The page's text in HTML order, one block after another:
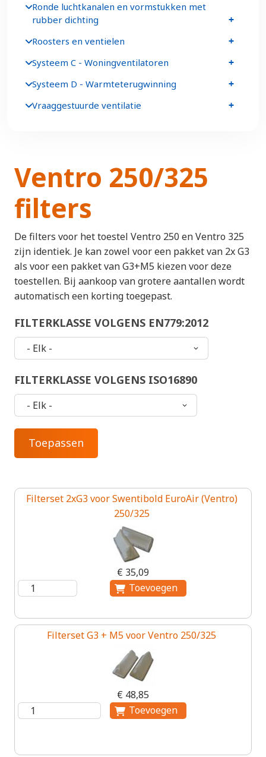
Ventro 250/325
filters
De filters voor het toestel Ventro 250 en Ventro 325
zijn identiek. Je kan zowel voor een pakket van 2x G3
als voor een pakket van G3+M5 kiezen voor deze
toestellen. Bij aankoop van grotere aantallen wordt
automatisch een korting toegepast.
FILTERKLASSE VOLGENS EN779:2012
FILTERKLASSE VOLGENS ISO16890
Filterset 2xG3 voor Swentibold EuroAir (Ventro)
250/325
€ 35,09
Filterset G3 + M5 voor Ventro 250/325
€ 48,85
Ronde luchtkanalen en vormstukken met
rubber dichting
Roosters en ventielen
Systeem C - Woningventilatoren
Systeem D - Warmteterugwinning
Vraaggestuurde ventilatie